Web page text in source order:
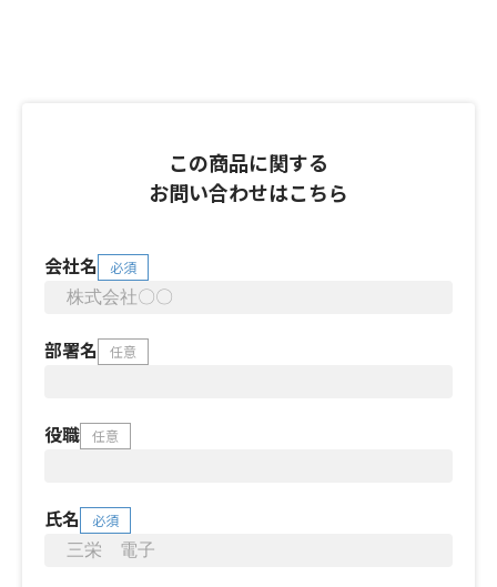
この商品に関する
お問い合わせはこちら
会社名 必須
部署名 任意
役職 任意
氏名 必須